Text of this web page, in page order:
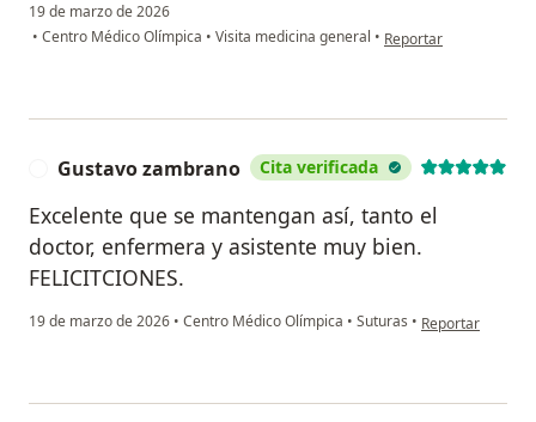
19 de marzo de 2026
• Centro Médico Olímpica • Visita medicina general • en opinión del usuario
Reportar
Gustavo zambrano Cita verificada
Excelente que se mantengan así, tanto el
doctor, enfermera y asistente muy bien.
FELICITCIONES.
19 de marzo de 2026 • Centro Médico Olímpica • Suturas • en opinión del
Reportar